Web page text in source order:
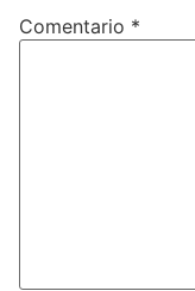
Comentario *